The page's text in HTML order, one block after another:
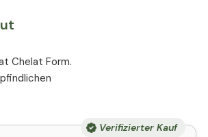
Chelat Form.
Verifizierter Kauf